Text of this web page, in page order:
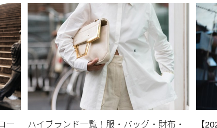
スティーブマデン(STEVE MADDEN)は、1990年にニューヨーク
で生まれたシューズブランドです。トレンドをほど良く取り入
れた個性的なデザインが特徴で、一度見ると忘れられない印象
深さがあります。甘いだけのコーデでは物足りない女性に嬉し
い、クールでスパイシーな要素も魅力。流行に敏感な人に愛用
者が多いことでも知られています。
厚底サンダルやスニーカーが人気
ー ハイブランド一覧！服・バッグ・財布・ 【